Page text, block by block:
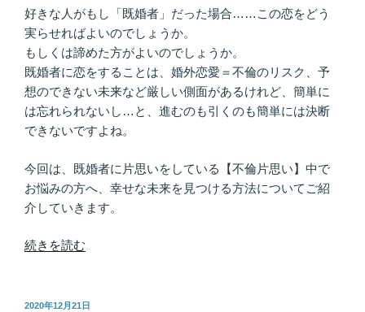
の
運
命
の
人
を
keiko
占
い
で
バ
定】”
好きな人がもし「既婚者」だった場合……この恋をどう
実らせればよいのでしょうか。
もしくは諦めた方がよいのでしょうか。
既婚者に恋をすることは、婚外恋愛＝不倫のリスク、予
想のできない未来など厳しい側面があるけれど、簡単に
は忘れられないし…と、進むのも引くのも簡単には決断
できないですよね。
今回は、既婚者に片思いをしている【不倫片思い】中で
お悩みの方へ、幸せな未来を見つける方法についてご紹
介していきます。
“現
倫
続きを読む
投
2020年12月21日